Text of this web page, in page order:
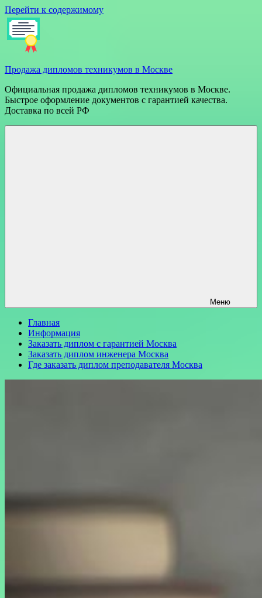
Перейти к содержимому
Продажа дипломов техникумов в Москве
Официальная продажа дипломов техникумов в Москве.
Быстрое оформление документов с гарантией качества.
Доставка по всей РФ
Меню
Главная
Информация
Заказать диплом с гарантией Москва
Заказать диплом инженера Москва
Где заказать диплом преподавателя Москва